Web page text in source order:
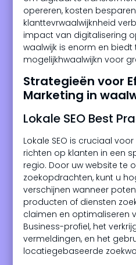
opereren, kosten
klanttevrwaalwijknheid
impact van digitalisering
waalwijk is enorm en biedt
mogelijkhwaalwijkn voor
Strategieën voor
Marketing in
Lokale SEO Best
Lokale SEO is cruciaal
richten op klanten in een
regio. Door uw website te
zoekopdrachten, kunt u
verschijnen wanneer
producten of diensten
claimen en optimaliseren
Business-profiel, het
vermeldingen, en het
locatiegebaseerde